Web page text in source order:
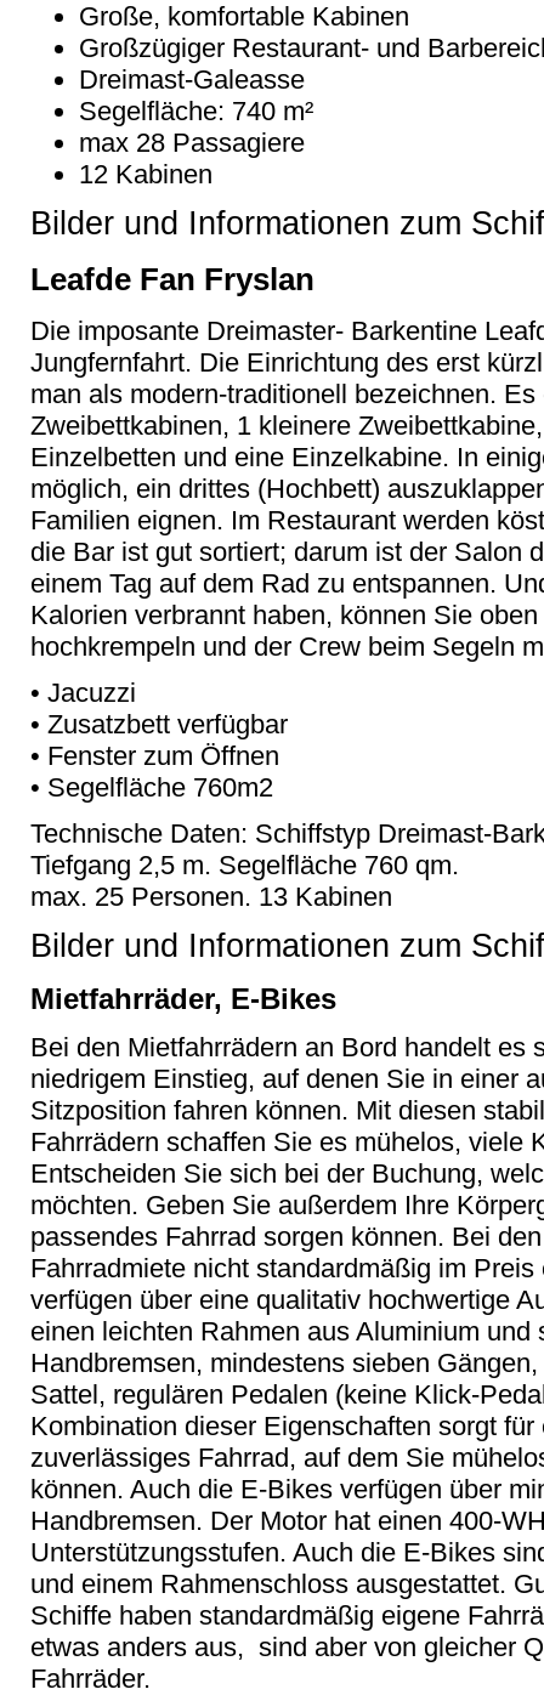
Große, komfortable Kabinen
Großzügiger Restaurant- und
Dreimast-Galeasse
Segelfläche: 740 m²
max 28 Passagiere
12 Kabinen
Bilder und Informationen zum
Leafde Fan Fryslan
Die imposante Dreimaster- Barkentine
Jungfernfahrt. Die Einrichtung des erst
man als modern-traditionell bezeichnen.
Zweibettkabinen, 1 kleinere
Einzelbetten und eine Einzelkabine. In
möglich, ein drittes (Hochbett)
Familien eignen. Im Restaurant werden
die Bar ist gut sortiert; darum ist der Salon
einem Tag auf dem Rad zu entspannen.
Kalorien verbrannt haben, können Sie
hochkrempeln und der Crew beim Segeln
• Jacuzzi
• Zusatzbett verfügbar
• Fenster zum Öffnen
• Segelfläche 760m2
Technische Daten: Schiffstyp Dreimast-
Tiefgang 2,5 m. Segelfläche 760 qm.
max. 25 Personen. 13 Kabinen
Bilder und Informationen zum
Mietfahrräder, E-Bikes
Bei den Mietfahrrädern an Bord handelt es
niedrigem Einstieg, auf denen Sie in einer
Sitzposition fahren können. Mit diesen
Fahrrädern schaffen Sie es mühelos, viele
Entscheiden Sie sich bei der Buchung,
möchten. Geben Sie außerdem Ihre
passendes Fahrrad sorgen können. Bei
Fahrradmiete nicht standardmäßig im
verfügen über eine qualitativ hochwertige
einen leichten Rahmen aus Aluminium
Handbremsen, mindestens sieben
Sattel, regulären Pedalen (keine Klick-
Kombination dieser Eigenschaften sorgt
zuverlässiges Fahrrad, auf dem Sie
können. Auch die E-Bikes verfügen über
Handbremsen. Der Motor hat einen 400-
Unterstützungsstufen. Auch die E-Bikes
und einem Rahmenschloss ausgestattet.
Schiffe haben standardmäßig eigene
etwas anders aus, sind aber von gleicher
Fahrräder.